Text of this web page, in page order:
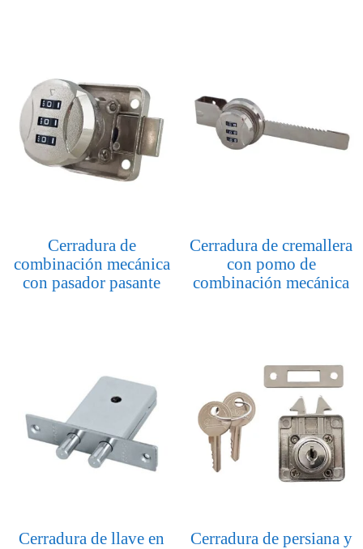
Cerradura de
combinación mecánica
con pasador pasante
Cerradura de cremallera
con pomo de
combinación mecánica
Cerradura de llave en
Cerradura de persiana y